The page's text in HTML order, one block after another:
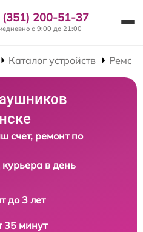
(351) 200-51-37
с 9:00 до 21:00
Каталог устройств
счет, ремонт по
в день
до 3 лет
35 минут